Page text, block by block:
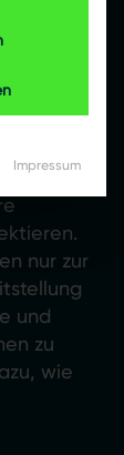
nur zur
und
zu
wie
Impressum